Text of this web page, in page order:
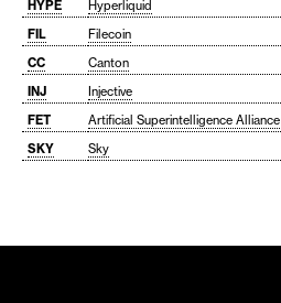
HYPE Hyperliquid
FIL
Filecoin
CC
Canton
INJ
Injective
FET
Artificial Superintelligence Alliance
SKY
Sky